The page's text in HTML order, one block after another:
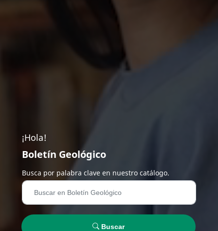
¡Hola!
Boletín Geológico
Busca por palabra clave en nuestro catálogo.
Buscar